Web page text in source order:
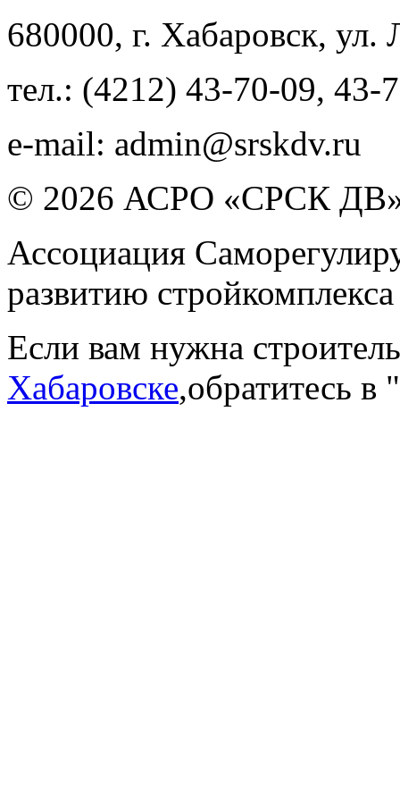
680000, г. Хабаровск, ул.
тел.: (4212) 43-70-09, 43-
e-mail: admin@srskdv.ru
© 2026 АСРО «СРСК
Ассоциация
развитию
Если вам нужна
Хабаровске,обратитесь